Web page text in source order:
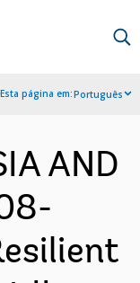
Esta página em:Português
AND